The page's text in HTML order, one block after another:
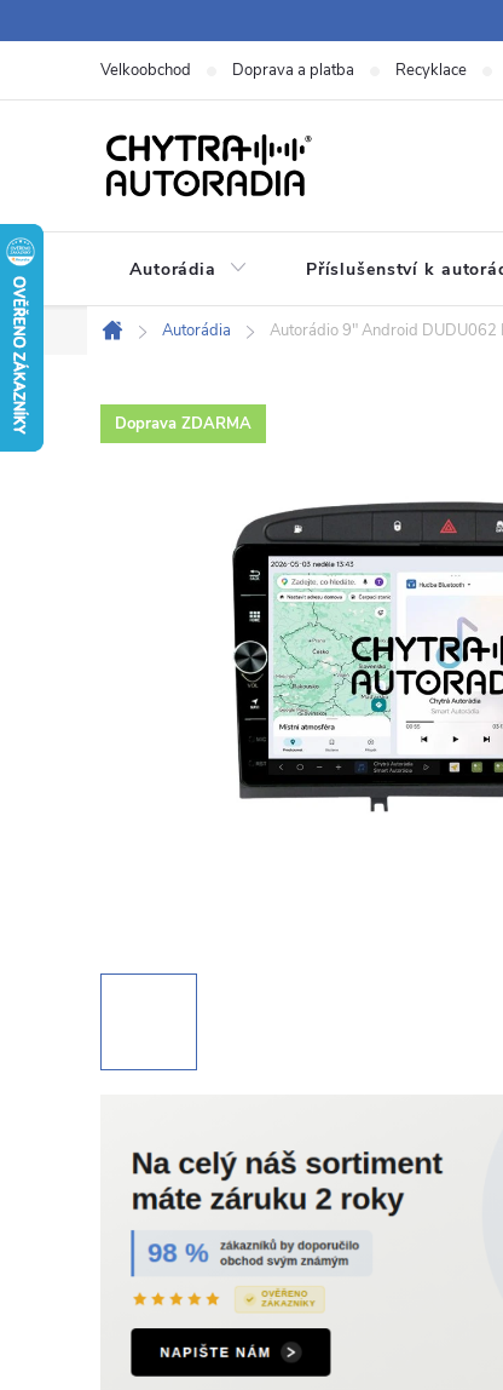
na
Velkoobchod Doprava a platba Recyklace
Autorádia Příslušenství k
Domů
Autorádia Autorádio 9" Android DUDU062
Doprava ZDARMA